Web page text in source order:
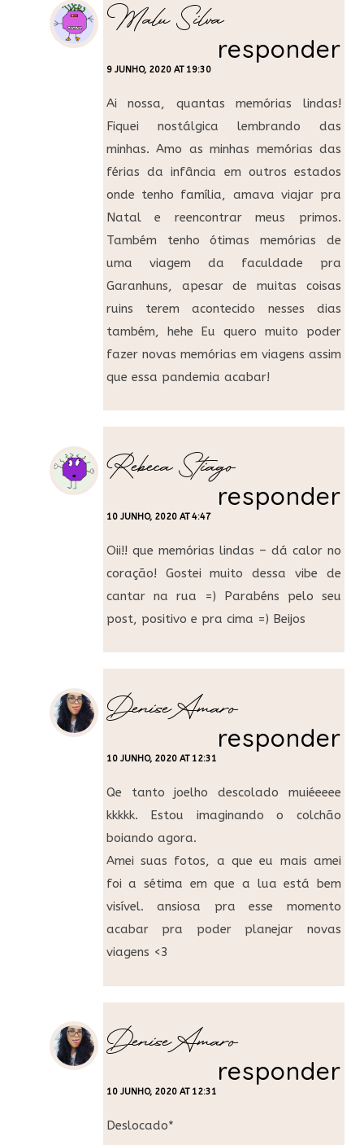
Malu Silva
9 JUNHO, 2020 AT 19:30
responder
Ai nossa, quantas memórias lindas!
Fiquei nostálgica lembrando das
minhas. Amo as minhas memórias das
férias da infância em outros estados
onde tenho família, amava viajar pra
Natal e reencontrar meus primos.
Também tenho ótimas memórias de
uma viagem da faculdade pra
Garanhuns, apesar de muitas coisas
ruins terem acontecido nesses dias
também, hehe Eu quero muito poder
fazer novas memórias em viagens assim
que essa pandemia acabar!
Rebeca Stiago
10 JUNHO, 2020 AT 4:47
responder
Oii!! que memórias lindas – dá calor no
coração! Gostei muito dessa vibe de
cantar na rua =) Parabéns pelo seu
post, positivo e pra cima =) Beijos
Denise Amaro
10 JUNHO, 2020 AT 12:31
responder
Qe tanto joelho descolado muiéeeee
kkkkk. Estou imaginando o colchão
boiando agora.
Amei suas fotos, a que eu mais amei
foi a sétima em que a lua está bem
visível. ansiosa pra esse momento
acabar pra poder planejar novas
viagens <3
Denise Amaro
10 JUNHO, 2020 AT 12:31
responder
Deslocado*